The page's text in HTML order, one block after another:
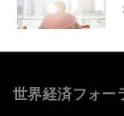
世界経済フォー